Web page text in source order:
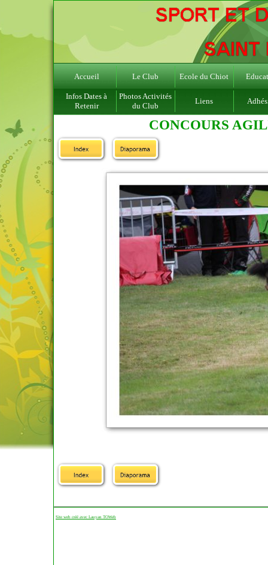
Accueil Le Club Ecole du Chiot
Infos Dates à
Retenir
Photos Activités
du Club
Liens
CONCOURS
Site web créé avec Lauyan TOWeb